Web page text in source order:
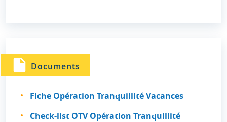
Documents
Fiche Opération Tranquillité Vacances
Check-list OTV Opération Tranquillité